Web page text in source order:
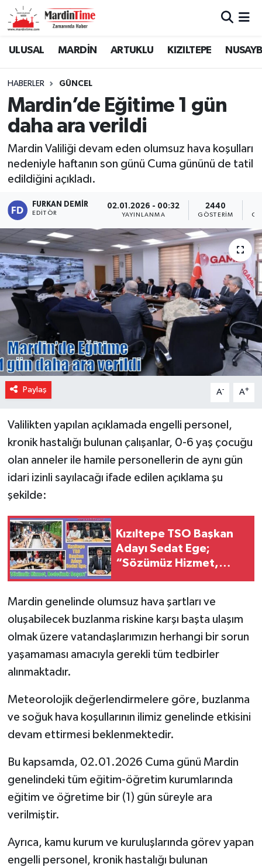
ULUSAL MARDİN ARTUKLU KIZILTEPE
HABERLER GÜNCEL
Mardin’de Eğitime 1 gün
daha ara verildi
Mardin Valiliği devam eden olumsuz hava koşulları
nedeniyle haftanın son günü Cuma gününü de tatil
edildiğini açıkladı.
FURKAN DEMIR
EDITÖR
02.01.2026 - 00:32
YAYINLANMA
2440
GÖSTERIM
Paylaş A- A+
Valilikten yapılan açıklamada engelli personel,
kronik hastalığı bulunan çalışanlar, 0-6 yaş çocuğu
olan anneler ile hamile personellerin de aynı gün
idari izinli sayılacağı ifade edilen açıklama şu
şekilde:
Kızıltepe TSO Başkan
Adayı Sedat Ege;
“Sözümüz Hizmet,
Mardin genelinde olumsuz hava şartları ve
oluşabilecek buzlanma riskine karşı başta ulaşım
olmak üzere vatandaşlarımızın herhangi bir sorun
yaşamaması amacıyla gerekli tüm tedbirler
alınmaktadır.
Meteorolojik değerlendirmelere göre, buzlanma
ve soğuk hava koşullarının ilimiz genelinde etkisini
devam ettirmesi beklenmektedir.
Bu kapsamda, 02.01.2026 Cuma günü Mardin
genelindeki tüm eğitim-öğretim kurumlarında
eğitim ve öğretime bir (1) gün süreyle ara
verilmiştir.
Ayrıca, kamu kurum ve kuruluşlarında görev yapan
engelli personel, kronik hastalığı bulunan
Mardin Nöbetçi Eczaneler
Mardin Namaz Vakitleri
Mardin Trafik Yoğunluk Haritası
Süper Lig Puan Durumu ve Fikstür
Haber Arşivi